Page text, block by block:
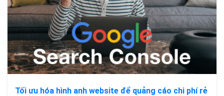
Tối ưu hóa hình anh website để quảng cáo chi phí rẻ